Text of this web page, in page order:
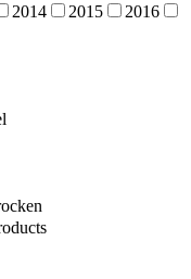
2014 2015
2016